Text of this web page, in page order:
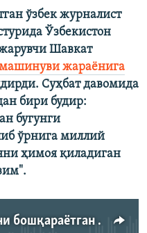
ўзбек журналист
Ўзбекистон
Шавкат
жараёнига
Суҳбат давомида
бири будир:
бугунги
ўрнига миллий
ҳимоя қиладиган
Ozod Nazar: Ўзбекистонни бошқараëтган МХХ тугатилиши керак!